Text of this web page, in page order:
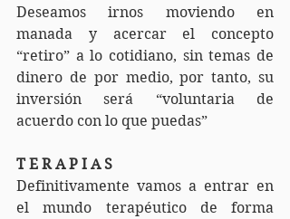
Deseamos irnos moviendo en
manada y acercar el concepto
“retiro” a lo cotidiano, sin temas de
dinero de por medio, por tanto, su
inversión será “voluntaria de
acuerdo con lo que puedas”
T E R A P I A S
Definitivamente vamos a entrar en
el mundo terapéutico de forma